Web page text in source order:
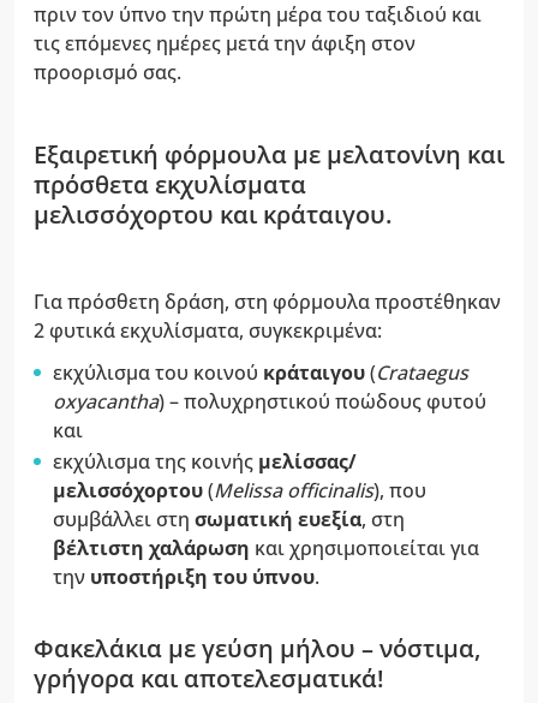
πριν τον ύπνο την πρώτη μέρα του ταξιδιού και
τις επόμενες ημέρες μετά την άφιξη στον
προορισμό σας.
Εξαιρετική φόρμουλα με μελατονίνη και
πρόσθετα εκχυλίσματα
μελισσόχορτου και κράταιγου.
Για πρόσθετη δράση, στη φόρμουλα προστέθηκαν
2 φυτικά εκχυλίσματα, συγκεκριμένα:
εκχύλισμα του κοινού κράταιγου(Crataegus
oxyacantha) – πολυχρηστικού ποώδους φυτού
και
εκχύλισμα της κοινής μελίσσας/
μελισσόχορτου(Melissa officinalis), που
συμβάλλει στη σωματική ευεξία, στη
βέλτιστη χαλάρωση και χρησιμοποιείται για
την υποστήριξη του ύπνου.
Φακελάκια με γεύση μήλου – νόστιμα,
γρήγορα και αποτελεσματικά!